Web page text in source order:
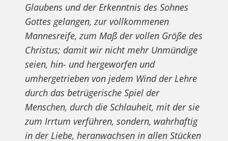
Glaubens und der Erkenntnis des Sohnes
Gottes gelangen, zur vollkommenen
Mannesreife, zum Maß der vollen Größe des
Christus; damit wir nicht mehr Unmündige
seien, hin- und hergeworfen und
umhergetrieben von jedem Wind der Lehre
durch das betrügerische Spiel der
Menschen, durch die Schlauheit, mit der sie
zum Irrtum verführen, sondern, wahrhaftig
in der Liebe, heranwachsen in allen Stücken